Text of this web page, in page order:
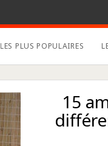
LES PLUS POPULAIRES
15